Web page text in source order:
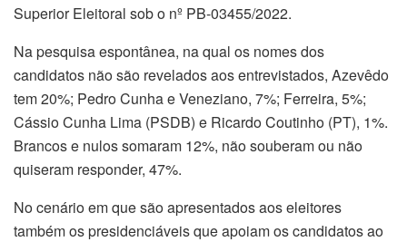
Superior Eleitoral sob o nº PB-03455/2022.
Na pesquisa espontânea, na qual os nomes dos
candidatos não são revelados aos entrevistados, Azevêdo
tem 20%; Pedro Cunha e Veneziano, 7%; Ferreira, 5%;
Cássio Cunha Lima (PSDB) e Ricardo Coutinho (PT), 1%.
Brancos e nulos somaram 12%, não souberam ou não
quiseram responder, 47%.
No cenário em que são apresentados aos eleitores
também os presidenciáveis que apoiam os candidatos ao